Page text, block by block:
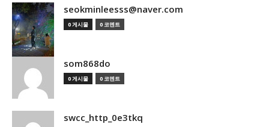
seokminleesss@naver.com
0 게시물 0 코멘트
som868do
0 게시물 0 코멘트
swcc_http_0e3tkq